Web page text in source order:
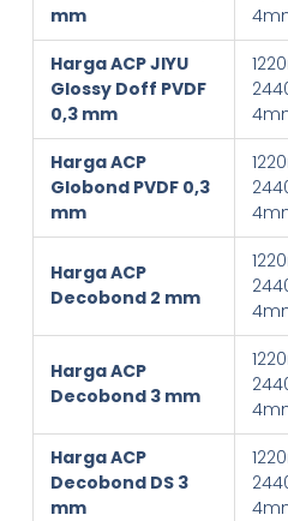
mm
Harga ACP JIYU
Glossy Doff PVDF
0,3 mm
Harga ACP
Globond PVDF 0,3
mm
Harga ACP
Decobond 2 mm
Harga ACP
Decobond 3 mm
Harga ACP
Decobond DS 3
mm